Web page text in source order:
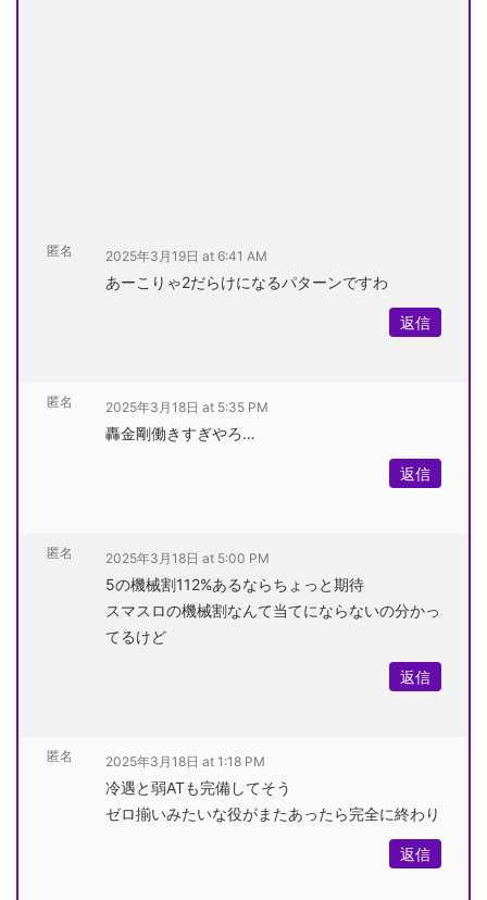
匿名 2025年3月19日 at 6:41 AM
あーこりゃ2だらけになるパターンですわ
返信
匿名 2025年3月18日 at 5:35 PM
轟金剛働きすぎやろ…
返信
匿名 2025年3月18日 at 5:00 PM
5の機械割112%あるならちょっと期待
スマスロの機械割なんて当てにならないの分かっ
てるけど
返信
匿名 2025年3月18日 at 1:18 PM
冷遇と弱ATも完備してそう
ゼロ揃いみたいな役がまたあったら完全に終わり
返信